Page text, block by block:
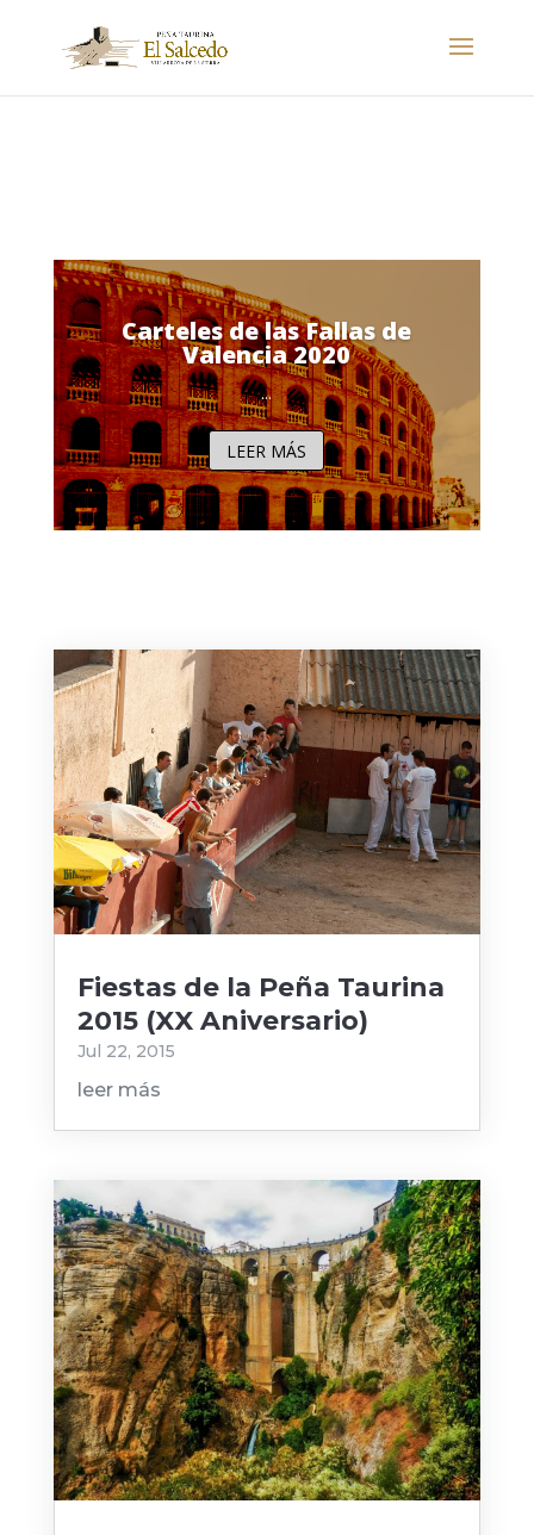
Carteles de las Fallas de
Valencia 2020
...
LEER MÁS
Fiestas de la Peña Taurina
2015 (XX Aniversario)
Jul 22, 2015
leer más